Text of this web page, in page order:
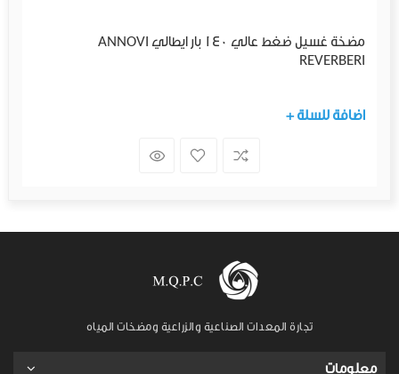
مضخة غسيل ضغط عالي 140 بار ايطالي ANNOVI
REVERBERI
+ اضافة للسلة
تجارة المعدات الصناعية والزراعية ومضخات المياه
معلومات